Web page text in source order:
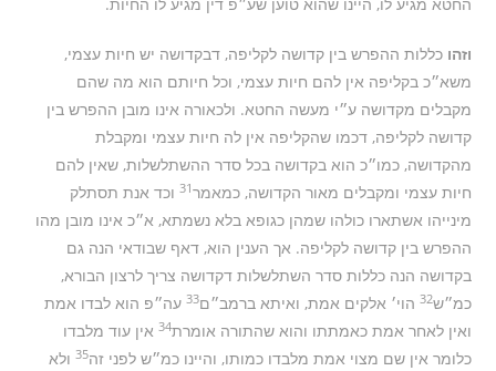
וזהו כללות ההפרש בין קדושה לקליפה, דבקדושה יש חיות עצמי,
משא״כ בקליפה אין להם חיות עצמי, וכל חיותם הוא מה שהם
מקבלים מקדושה ע״י מעשה החטא. ולכאורה אינו מובן ההפרש בין
קדושה לקליפה, דכמו שהקליפה אין לה חיות עצמי ומקבלת
מהקדושה, כמו״כ הוא בקדושה בכל סדר ההשתלשלות, שאין להם
חיות עצמי ומקבלים מאור הקדושה, כמאמר31 וכד אנת תסתלק
מינייהו אשתארו כולהו שמהן כגופא בלא נשמתא, א״כ אינו מובן מהו
ההפרש בין קדושה לקליפה. אך הענין הוא, דאף שבודאי הנה גם
בקדושה הנה כללות סדר השתלשלות דקדושה צריך לרצון הבורא,
כמ״ש32 הוי׳ אלקים אמת, ואיתא ברמב״ם33 עה״פ הוא לבדו אמת
ואין לאחר אמת כאמתתו והוא שהתורה אומרת34 אין עוד מלבדו
כלומר אין שם מצוי אמת מלבדו כמותו, והיינו כמ״ש לפני זה35 ולא